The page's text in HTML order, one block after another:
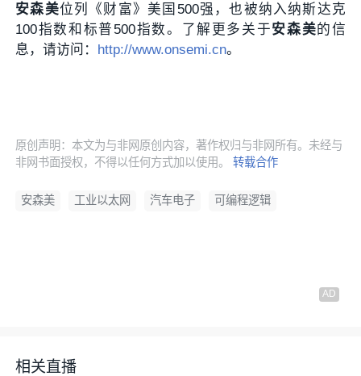
安森美位列《财富》美国500强，也被纳入纳斯达克
100指数和标普500指数。了解更多关于安森美的信
息，请访问： http://www.onsemi.cn。
原创声明：本文为与非网原创内容，著作权归与非网所有。未经与
非网书面授权，不得以任何方式加以使用。转载合作
安森美 工业以太网 汽车电子 可编程逻辑
相关直播